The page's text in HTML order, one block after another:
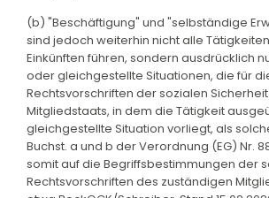
(b) "Beschäftigung" und "selbständige
sind jedoch weiterhin nicht alle
Einkünften führen, sondern ausdrücklich
oder gleichgestellte Situationen, die für
Rechtsvorschriften der sozialen
Mitgliedstaats, in dem die Tätigkeit
gleichgestellte Situation vorliegt, als
Buchst. a und b der Verordnung (EG) Nr.
somit auf die Begriffsbestimmungen der
Rechtsvorschriften des zuständigen